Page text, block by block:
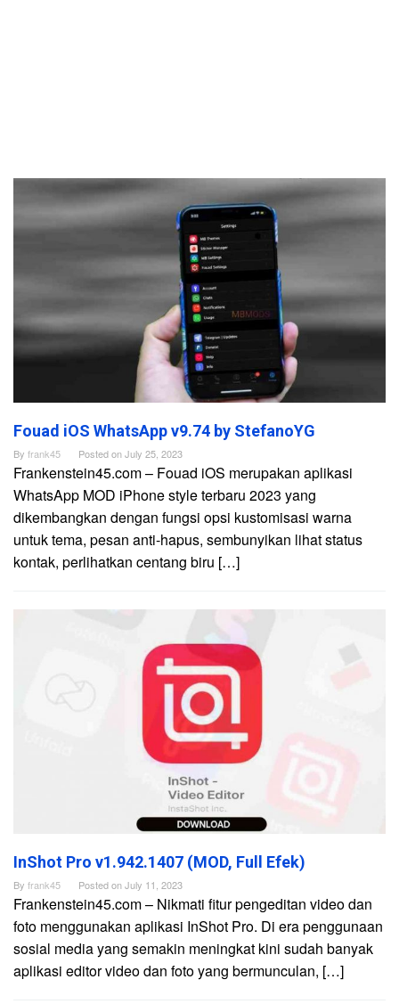
Frankenstein45.Com
Fouad iOS WhatsApp v9.74 by StefanoYG
By frank45 Posted onJuly 25, 2023
Frankenstein45.com – Fouad iOS merupakan aplikasi
WhatsApp MOD iPhone style terbaru 2023 yang
dikembangkan dengan fungsi opsi kustomisasi warna
untuk tema, pesan anti-hapus, sembunyikan lihat status
kontak, perlihatkan centang biru […]
InShot Pro v1.942.1407 (MOD, Full Efek)
By frank45 Posted onJuly 11, 2023
Frankenstein45.com – Nikmati fitur pengeditan video dan
foto menggunakan aplikasi InShot Pro. Di era penggunaan
sosial media yang semakin meningkat kini sudah banyak
aplikasi editor video dan foto yang bermunculan, […]